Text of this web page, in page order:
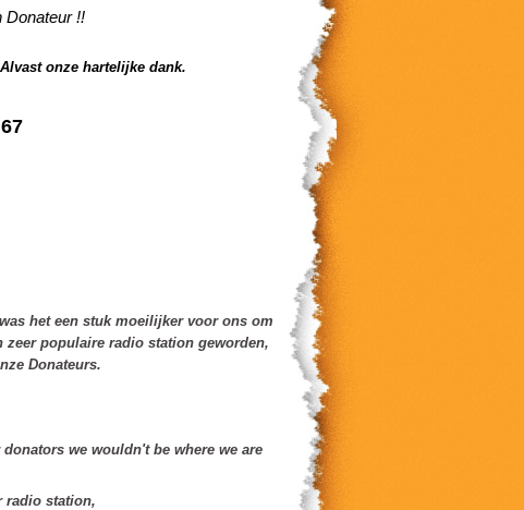
Donateur !!
onze hartelijke dank.
het een stuk moeilijker voor ons om
zeer populaire radio station geworden,
Donateurs.
we wouldn't be where we are
radio station,